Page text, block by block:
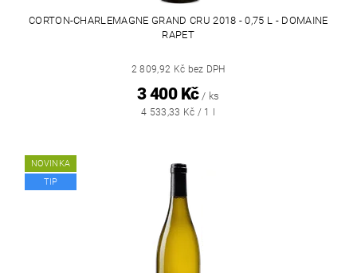
CORTON-CHARLEMAGNE GRAND CRU 2018 - 0,75 L - DOMAINE
RAPET
2 809,92 Kč bez DPH
3 400 Kč / ks
4 533,33 Kč / 1 l
NOVINKA
TIP